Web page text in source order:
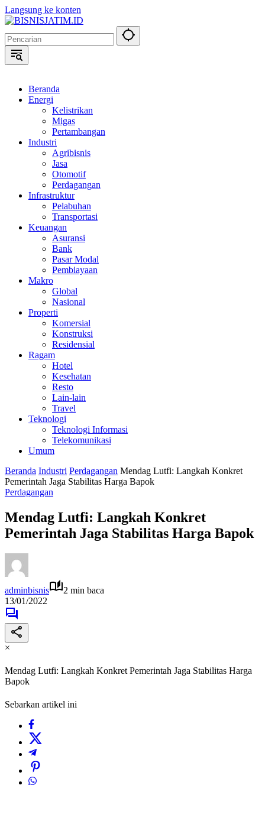
Langsung ke konten
Beranda
Energi
Kelistrikan
Migas
Pertambangan
Industri
Agribisnis
Jasa
Otomotif
Perdagangan
Infrastruktur
Pelabuhan
Transportasi
Keuangan
Asuransi
Bank
Pasar Modal
Pembiayaan
Makro
Global
Nasional
Properti
Komersial
Konstruksi
Residensial
Ragam
Hotel
Kesehatan
Resto
Lain-lain
Travel
Teknologi
Teknologi Informasi
Telekomunikasi
Umum
Beranda Industri Perdagangan Mendag Lutfi: Langkah Konkret
Pemerintah Jaga Stabilitas Harga Bapok
Perdagangan
Mendag Lutfi: Langkah Konkret
Pemerintah Jaga Stabilitas Harga Bapok
adminbisnis
2 min baca
13/01/2022
×
Mendag Lutfi: Langkah Konkret Pemerintah Jaga Stabilitas Harga
Bapok
Sebarkan artikel ini